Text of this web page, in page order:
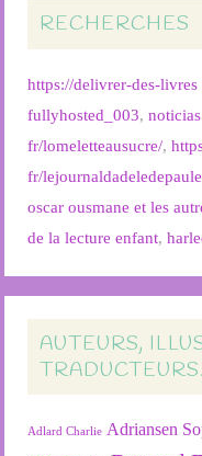
RECHERCHES
https://delivrer-des-
fullyhosted_003,
fr/lomeletteausucre/,
fr/
oscar ousmane et les
de la lecture enfant,
AUTEURS,
Adlard Charlie Adriansen